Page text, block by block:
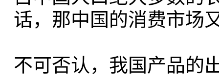
话，那中国的消费市场
不可否认，我国产品的